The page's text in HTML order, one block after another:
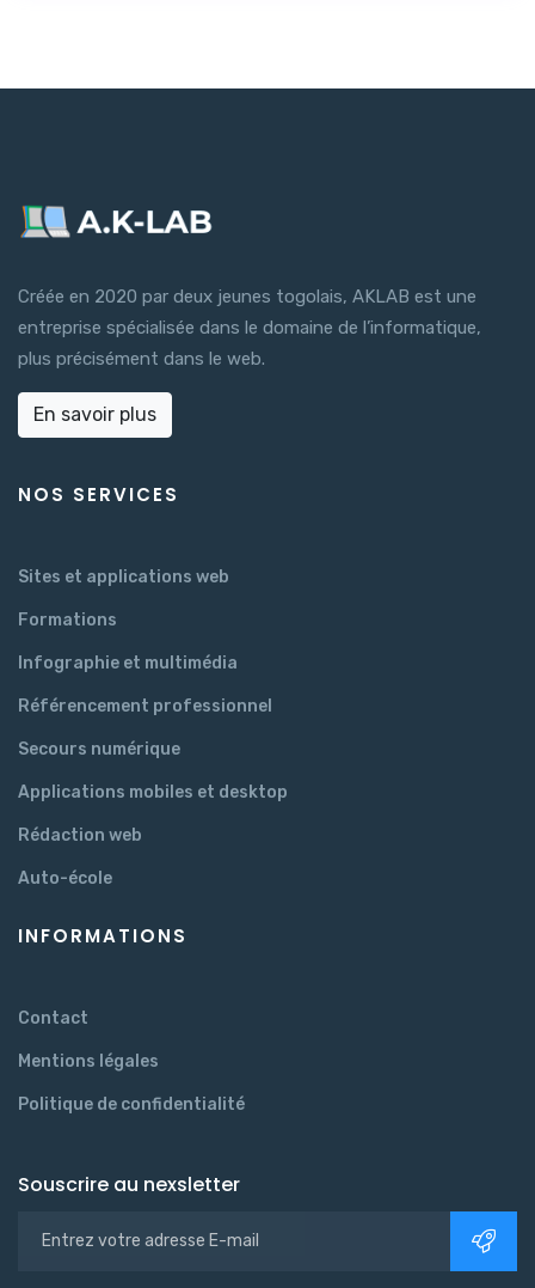
Créée en 2020 par deux jeunes togolais, AKLAB est une
entreprise spécialisée dans le domaine de l’informatique,
plus précisément dans le web.
En savoir plus
NOS SERVICES
Sites et applications web
Formations
Infographie et multimédia
Référencement professionnel
Secours numérique
Applications mobiles et desktop
Rédaction web
Auto-école
INFORMATIONS
Contact
Mentions légales
Politique de confidentialité
Souscrire au nexsletter